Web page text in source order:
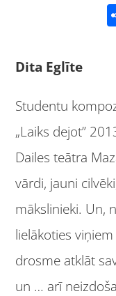
Dita Eglīte
Studentu
„Laiks dejot”
Dailes teātra
vārdi, jauni
mākslinieki. Un,
lielākoties
drosme atklāt
un … arī